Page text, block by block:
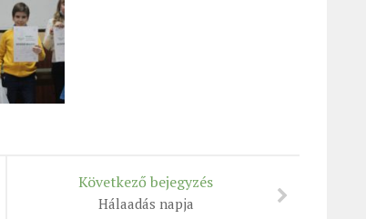
Következő bejegyzés
Hálaadás napja